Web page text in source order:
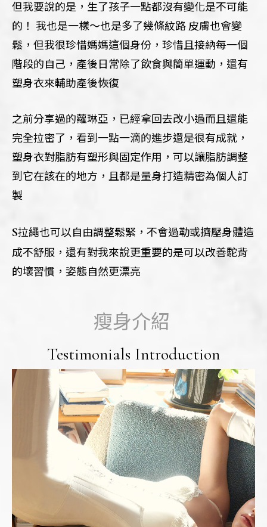
但我要說的是，生了孩子一點都沒有變化是不可能
的！ 我也是一樣～也是多了幾條紋路 皮膚也會變
鬆，但我很珍惜媽媽這個身份，珍惜且接納每一個
階段的自己，產後日常除了飲食與簡單運動，還有
塑身衣來輔助產後恢復
之前分享過的蘿琳亞，已經拿回去改小過而且還能
完全拉密了，看到一點一滴的進步還是很有成就，
塑身衣對脂肪有塑形與固定作用，可以讓脂肪調整
到它在該在的地方，且都是量身打造精密為個人訂
製
S拉繩也可以自由調整鬆緊，不會過勒或擠壓身體造
成不舒服，還有對我來說更重要的是可以改善駝背
的壞習慣，姿態自然更漂亮
瘦身介紹
Testimonials Introduction